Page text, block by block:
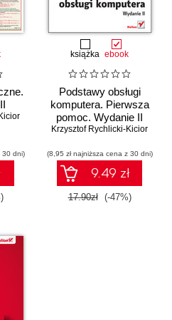
30 dni)
książka ebook
Podstawy obsługi
komputera. Pierwsza
pomoc. Wydanie II
Krzysztof Rychlicki-Kicior
(8,95 zł najniższa cena z 30 dni)
9.49 zł
17.90zł (-47%)